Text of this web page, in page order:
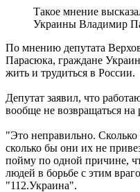
Такое мнение
Украины Владимир
По мнению депутата
Парасюка, граждане
жить и трудиться в России.
Депутат заявил, что
вообще не возвращаться на
"Это неправильно.
сколько бы они их не
пойму по одной причине,
людей в борьбе с этим
"112.Украина".